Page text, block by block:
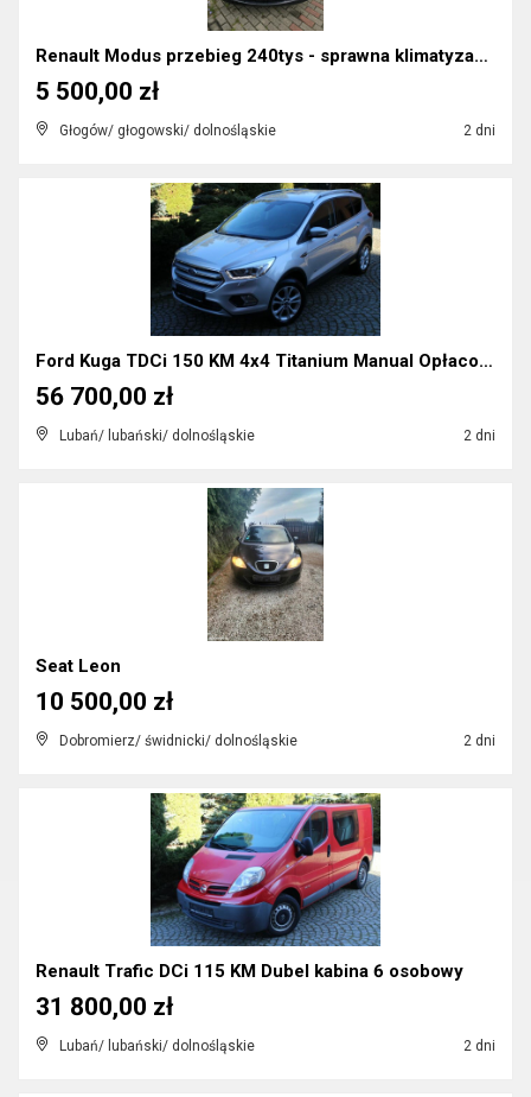
Renault Modus przebieg 240tys - sprawna klimatyzac...
Głogów/ głogowski/ dolnośląskie 2 dni
5 500,00 zł
Ford Kuga TDCi 150 KM 4x4 Titanium Manual Opłacony...
Lubań/ lubański/ dolnośląskie 2 dni
56 700,00 zł
Seat Leon
Dobromierz/ świdnicki/ dolnośląskie 2 dni
10 500,00 zł
Renault Trafic DCi 115 KM Dubel kabina 6 osobowy
Lubań/ lubański/ dolnośląskie 2 dni
31 800,00 zł